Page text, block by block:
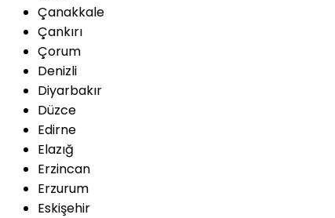
Çanakkale
Çankırı
Çorum
Denizli
Diyarbakır
Düzce
Edirne
Elazığ
Erzincan
Erzurum
Eskişehir